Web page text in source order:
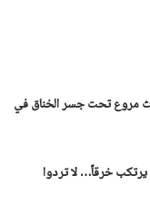
مروع تحت جسر الخناق في
يرتكب خرقاً… لا تردوا